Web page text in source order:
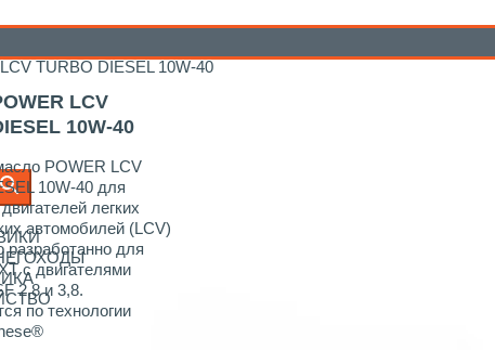
TURBO DIESEL 10W-40
LCV
10W-40
POWER LCV
10W-40 для
легких
автомобилей (LCV)
разработанно для
с двигателями
2,8 и 3,8.
по технологии